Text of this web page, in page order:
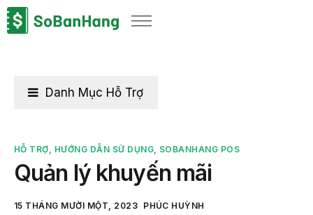
Sản phẩm
Bảng giá
Thông tin thuế
Về chúng tôi
HỖ TRỢ, HƯỚNG DẪN SỬ DỤNG, SOBANHANG POS
Quản lý khuyến mãi
15 THÁNG MƯỜI MỘT, 2023 PHÚC HUỲNH
Danh Mục Hỗ Trợ